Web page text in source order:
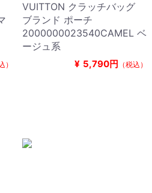
）
VUITTON クラッチバッグ
ブランド ポーチ
2000000023540CAMEL ベ
ージュ系
¥ 5,790円 （税込）